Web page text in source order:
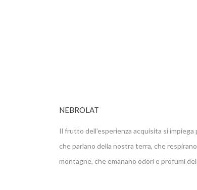
NEBROLAT
Il frutto dell’esperienza acquisita si
che parlano della nostra terra, che
montagne, che emanano odori e profumi